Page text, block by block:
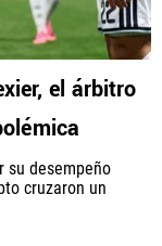
el árbitro
su desempeño
cruzaron un